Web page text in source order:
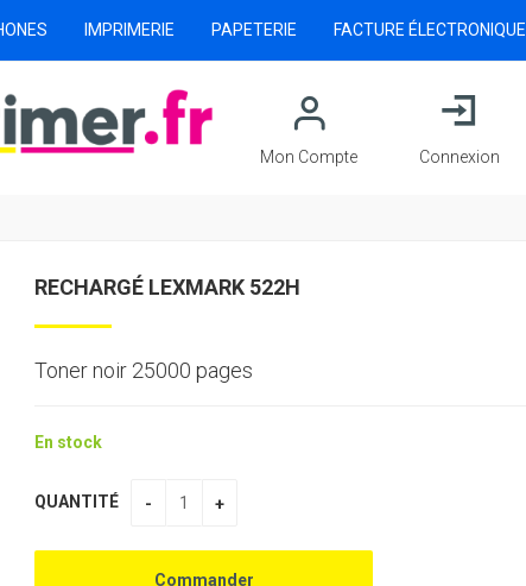
Mon Compte Connexion
IMPRIMERIE PAPETERIE FACTURE ÉLECTRONIQUE
RECHARGÉ LEXMARK 522H
Toner noir 25000 pages
En stock
QUANTITÉ